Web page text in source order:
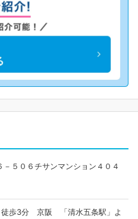
５０６チサンマンション４０４
歩3分 京阪 「清水五条駅」よ